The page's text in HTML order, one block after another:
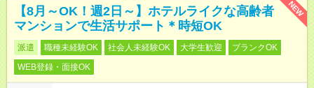
NEW
【8月～OK！週2日～】ホテルライクな高齢者
マンションで生活サポート＊時短OK
派遣 職種未経験OK 社会人未経験OK 大学生歓迎
ブランクOK
WEB登録・面接OK